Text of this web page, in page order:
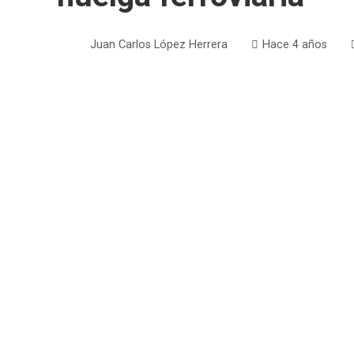
Juan Carlos López Herrera Hace 4 años